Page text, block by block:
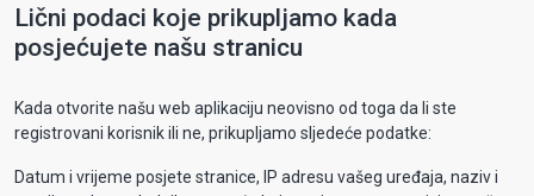
Lični podaci koje prikupljamo kada
posjećujete našu stranicu
Kada otvorite našu web aplikaciju neovisno od toga da li ste
registrovani korisnik ili ne, prikupljamo sljedeće podatke:
Datum i vrijeme posjete stranice, IP adresu vašeg uređaja, naziv i